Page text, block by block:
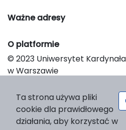
Ważne adresy
O platformie
© 2023 Uniwersytet
w Warszawie
Platform & Workflow by OJS/
Ta strona używa pliki
cookie dla prawidłowego
działania, aby korzystać w